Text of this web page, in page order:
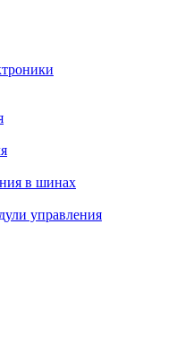
в шинах
управления